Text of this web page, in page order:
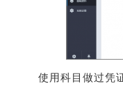
使用科目做过凭